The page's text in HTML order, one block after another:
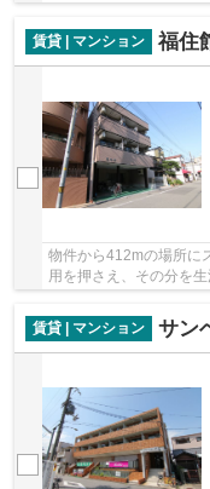
賃貸 | マンション
福住
物件から412mの場所に
用を押さえ、その分を
賃貸 | マンション
サン